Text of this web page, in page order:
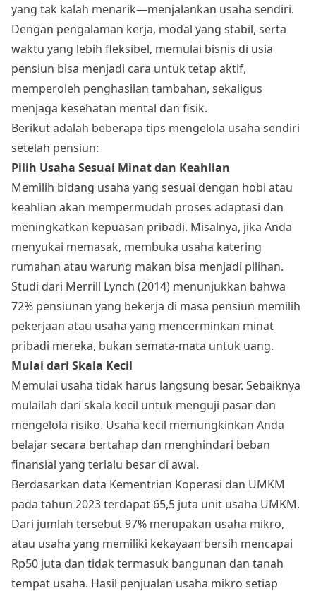
yang tak kalah menarik—menjalankan usaha sendiri.
Dengan pengalaman kerja, modal yang stabil, serta
waktu yang lebih fleksibel, memulai bisnis di usia
pensiun bisa menjadi cara untuk tetap aktif,
memperoleh penghasilan tambahan, sekaligus
menjaga kesehatan mental dan fisik.
Berikut adalah beberapa tips mengelola usaha sendiri
setelah pensiun:
Pilih Usaha Sesuai Minat dan Keahlian
Memilih bidang usaha yang sesuai dengan hobi atau
keahlian akan mempermudah proses adaptasi dan
meningkatkan kepuasan pribadi. Misalnya, jika Anda
menyukai memasak, membuka usaha katering
rumahan atau warung makan bisa menjadi pilihan.
Studi dari Merrill Lynch (2014) menunjukkan bahwa
72% pensiunan yang bekerja di masa pensiun memilih
pekerjaan atau usaha yang mencerminkan minat
pribadi mereka, bukan semata-mata untuk uang.
Mulai dari Skala Kecil
Memulai usaha tidak harus langsung besar. Sebaiknya
mulailah dari skala kecil untuk menguji pasar dan
mengelola risiko. Usaha kecil memungkinkan Anda
belajar secara bertahap dan menghindari beban
finansial yang terlalu besar di awal.
Berdasarkan data Kementrian Koperasi dan UMKM
pada tahun 2023 terdapat 65,5 juta unit usaha UMKM.
Dari jumlah tersebut 97% merupakan usaha mikro,
atau usaha yang memiliki kekayaan bersih mencapai
Rp50 juta dan tidak termasuk bangunan dan tanah
tempat usaha. Hasil penjualan usaha mikro setiap